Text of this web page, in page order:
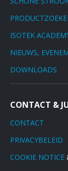
ISOTEK
NIEUWS,
DOWNLOADS
CONTACT &
CONTACT
PRIVACYBELEID
COOKIE NOTICE